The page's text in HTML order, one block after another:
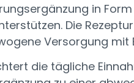
in
Die
Versorgung
die tägliche